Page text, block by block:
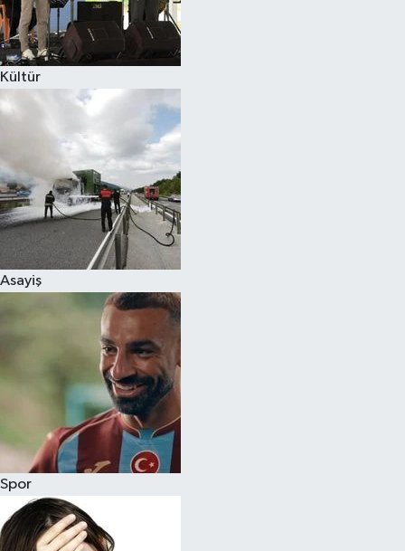
Kültür
Asayiş
Spor
Spor
Eğitim
Hava Durumu
Kadın
Kim kimdir?
Kültür Sanat
Sağlık
Siyaset
Teknoloji
Televizyon